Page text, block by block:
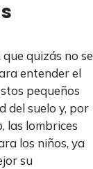
quizás no
entender el
pequeños
del suelo y, por
las lombrices
los niños, ya
su